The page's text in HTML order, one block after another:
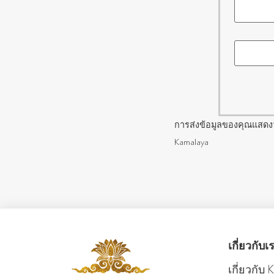
การส่งข้อมูลของคุณแสดง
Kamalaya
เกี่ยวกับเ
เกี่ยวกับ